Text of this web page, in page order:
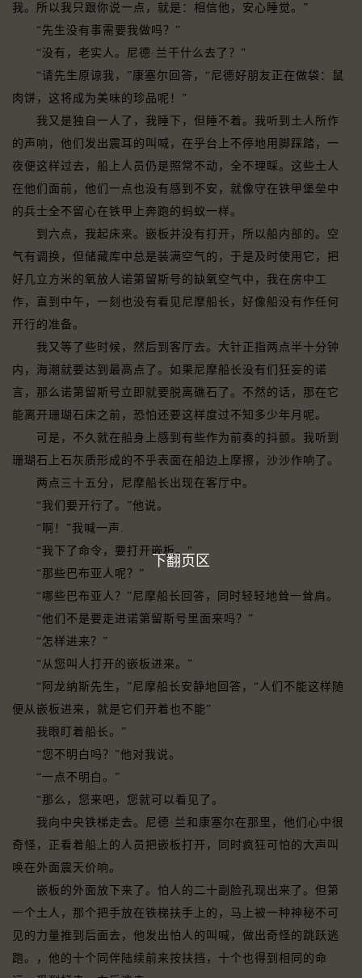
我。所以我只跟你说一点，就是：相信他，安心睡觉。”
“先生没有事需要我做吗？”
“没有，老实人。尼德·兰干什么去了？”
“请先生原谅我，”康塞尔回答，“尼德好朋友正在做袋：鼠
肉饼，这将成为美味的珍品呢！”
我又是独自一人了，我睡下，但睡不着。我听到土人所作
的声响，他们发出震耳的叫喊，在乎台上不停地用脚踩踏，一
夜便这样过去，船上人员仍是照常不动，全不理睬。这些土人
在他们面前，他们一点也没有感到不安，就像守在铁甲堡垒中
的兵士全不留心在铁甲上奔跑的蚂蚁一样。
到六点，我起床来。嵌板并没有打开，所以船内部的。空
气有调换，但储藏库中总是装满空气的，于是及时使用它，把
好几立方米的氧放人诺第留斯号的缺氧空气中，我在房中工
作，直到中午，一刻也没有看见尼摩船长，好像船没有作任何
开行的准备。
我又等了些时候，然后到客厅去。大针正指两点半十分钟
内，海潮就要达到最高点了。如果尼摩船长没有们狂妄的诺
言，那么诺第留斯号立即就要脱离礁石了。不然的话，那在它
能离开珊瑚石床之前，恐怕还要这样度过不知多少年月呢。
可是，不久就在船身上感到有些作为前奏的抖颤。我听到
珊瑚石上石灰质形成的不乎表面在船边上摩擦，沙沙作响了。
两点三十五分，尼摩船长出现在客厅中。
“我们要开行了。”他说。
“啊！”我喊一声.
“我下了命令，要打开嵌板。"
“那些巴布亚人呢？”
“哪些巴布亚人？”尼摩船长回答，同时轻轻地耸一耸肩。
“他们不是要走进诺第留斯号里面来吗？”
“怎样进来？”
“从您叫人打开的嵌板进来。”
“阿龙纳斯先生，”尼摩船长安静地回答，“人们不能这样随
便从嵌板进来，就是它们开着也不能”
我眼盯着船长。”
“您不明白吗？”他对我说。
“一点不明白。”
“那么，您来吧，您就可以看见了。
我向中央铁梯走去。尼德·兰和康塞尔在那里，他们心中很
奇怪，正看着船上的人员把嵌板打开，同时疯狂可怕的大声叫
唤在外面震天价响。
嵌板的外面放下来了。怕人的二十副脸孔现出来了。但第
一个土人，那个把手放在铁梯扶手上的，马上被一种神秘不可
见的力量推到后面去，他发出怕人的叫喊，做出奇怪的跳跃逃
跑。，他的十个同伴陆续前来按扶挡，十个也得到相同的命
下翻页区